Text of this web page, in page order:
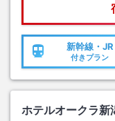
新幹線・JR
付きプラン
ホテルオークラ新